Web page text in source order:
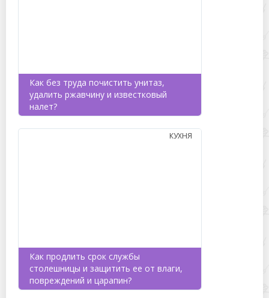
Как без труда почистить унитаз,
удалить ржавчину и известковый
налет?
Как продлить срок службы
столешницы и защитить ее от влаги,
повреждений и царапин?
КУХНЯ